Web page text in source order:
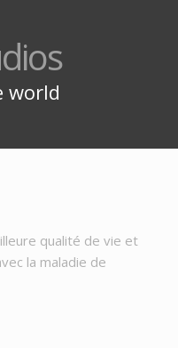
world
qualité de vie et
la maladie de